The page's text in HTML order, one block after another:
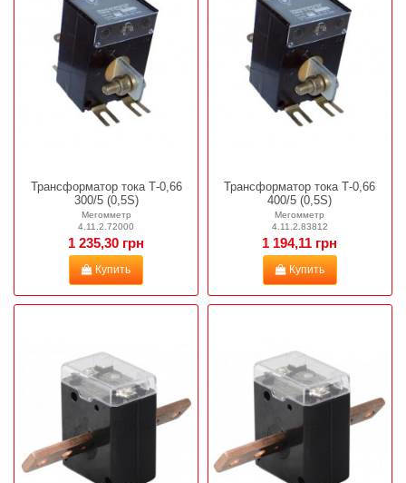
Трансформатор тока Т-0,66
300/5 (0,5S)
Мегомметр
4.11.2.72000
1 235,30 грн
Купить
Трансформатор тока Т-0,66
400/5 (0,5S)
Мегомметр
4.11.2.83812
1 194,11 грн
Купить